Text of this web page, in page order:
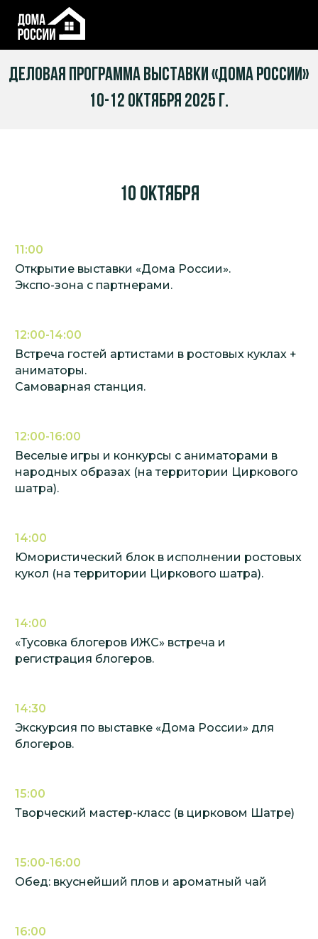
ДЕЛОВАЯ ПРОГРАММА ВЫСТАВКИ «ДОМА РОССИИ»
10-12 ОКТЯБРЯ 2025 Г.
10 октября
11:00
Открытие выставки «Дома России».
Экспо-зона с партнерами.
12:00-14:00
Встреча гостей артистами в ростовых куклах +
аниматоры.
Самоварная станция.
12:00-16:00
Веселые игры и конкурсы с аниматорами в
народных образах (на территории Циркового
шатра).
14:00
Юмористический блок в исполнении ростовых
кукол (на территории Циркового шатра).
14:00
«Тусовка блогеров ИЖС» встреча и
регистрация блогеров.
14:30
Экскурсия по выставке «Дома России» для
блогеров.
15:00
Творческий мастер-класс (в цирковом Шатре)
15:00-16:00
Обед: вкуснейший плов и ароматный чай
16:00